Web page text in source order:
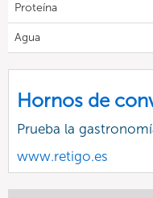
Proteína
Agua
Hornos de
Prueba la
www.retigo.es